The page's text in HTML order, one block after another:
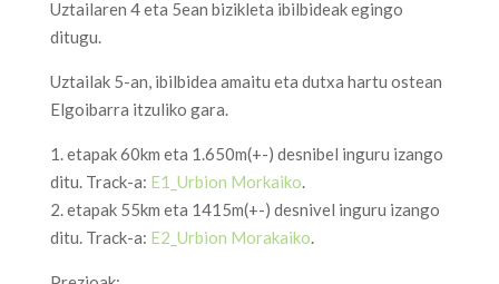
Uztailaren 4 eta 5ean bizikleta ibilbideak egingo
ditugu.
Uztailak 5-an, ibilbidea amaitu eta dutxa hartu ostean
Elgoibarra itzuliko gara.
1. etapak 60km eta 1.650m(+-) desnibel inguru izango
ditu. Track-a: E1_Urbion Morkaiko.
2. etapak 55km eta 1415m(+-) desnivel inguru izango
ditu. Track-a: E2_Urbion Morakaiko.